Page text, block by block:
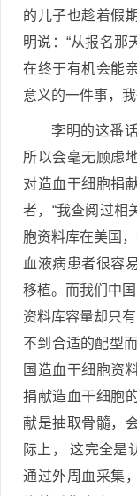
的儿子也趁着假
明说：“从报名那
在终于有机会能
意义的一件事，
李明的这番
所以会毫无顾虑
对造血干细胞捐
者，“我查阅过相
胞资料库在美国
血液病患者很容
移植。而我们中
资料库容量却只
不到合适的配型
国造血干细胞资
捐献造血干细胞
献是抽取骨髓，
际上， 这完全是
通过外周血采集